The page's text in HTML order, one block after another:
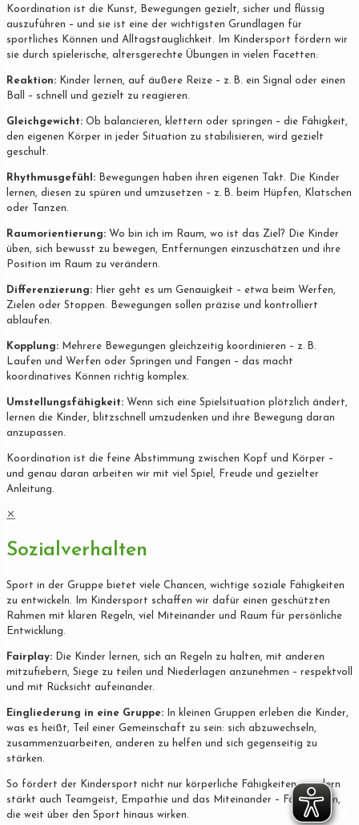
Koordination ist die Kunst, Bewegungen gezielt, sicher und flüssig
auszuführen – und sie ist eine der wichtigsten Grundlagen für
sportliches Können und Alltagstauglichkeit. Im Kindersport fördern wir
sie durch spielerische, altersgerechte Übungen in vielen Facetten:
Reaktion: Kinder lernen, auf äußere Reize – z. B. ein Signal oder einen
Ball – schnell und gezielt zu reagieren.
Gleichgewicht: Ob balancieren, klettern oder springen – die Fähigkeit,
den eigenen Körper in jeder Situation zu stabilisieren, wird gezielt
geschult.
Rhythmusgefühl: Bewegungen haben ihren eigenen Takt. Die Kinder
lernen, diesen zu spüren und umzusetzen – z. B. beim Hüpfen, Klatschen
oder Tanzen.
Raumorientierung: Wo bin ich im Raum, wo ist das Ziel? Die Kinder
üben, sich bewusst zu bewegen, Entfernungen einzuschätzen und ihre
Position im Raum zu verändern.
Differenzierung: Hier geht es um Genauigkeit – etwa beim Werfen,
Zielen oder Stoppen. Bewegungen sollen präzise und kontrolliert
ablaufen.
Kopplung: Mehrere Bewegungen gleichzeitig koordinieren – z. B.
Laufen und Werfen oder Springen und Fangen – das macht
koordinatives Können richtig komplex.
Umstellungsfähigkeit: Wenn sich eine Spielsituation plötzlich ändert,
lernen die Kinder, blitzschnell umzudenken und ihre Bewegung daran
anzupassen.
Koordination ist die feine Abstimmung zwischen Kopf und Körper –
und genau daran arbeiten wir mit viel Spiel, Freude und gezielter
Anleitung.
✕
Sozialverhalten
Sport in der Gruppe bietet viele Chancen, wichtige soziale Fähigkeiten
zu entwickeln. Im Kindersport schaffen wir dafür einen geschützten
Rahmen mit klaren Regeln, viel Miteinander und Raum für persönliche
Entwicklung.
Fairplay: Die Kinder lernen, sich an Regeln zu halten, mit anderen
mitzufiebern, Siege zu teilen und Niederlagen anzunehmen – respektvoll
und mit Rücksicht aufeinander.
Eingliederung in eine Gruppe: In kleinen Gruppen erleben die Kinder,
was es heißt, Teil einer Gemeinschaft zu sein: sich abzuwechseln,
zusammenzuarbeiten, anderen zu helfen und sich gegenseitig zu
stärken.
So fördert der Kindersport nicht nur körperliche Fähigkeiten, sondern
stärkt auch Teamgeist, Empathie und das Miteinander – Fähigkeiten,
die weit über den Sport hinaus wirken.